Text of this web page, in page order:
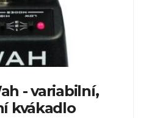
- variabilní,
kvákadlo